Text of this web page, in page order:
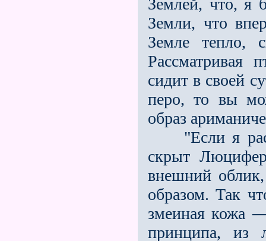
Землей, что, я
Земли, что
Земле тепло,
Рассматривая
сидит в своей
перо, то вы
образ
"Если я
скрыт
внешний
образом. Так
змеиная кожа —
принципа, из